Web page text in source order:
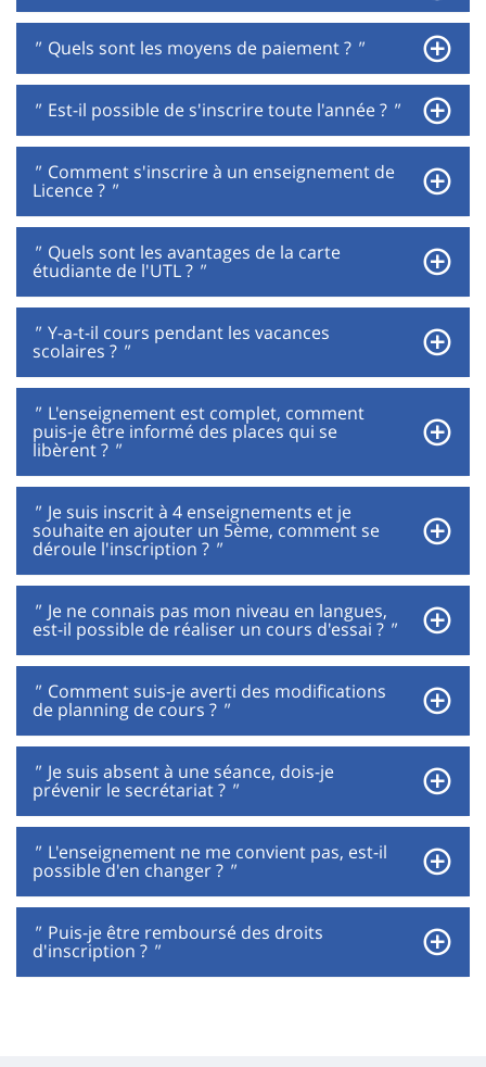
" Quels sont les moyens de paiement ? "
" Est-il possible de s'inscrire toute l'année ? "
" Comment s'inscrire à un enseignement de
Licence ? "
" Quels sont les avantages de la carte
étudiante de l'UTL ? "
" Y-a-t-il cours pendant les vacances
scolaires ? "
" L'enseignement est complet, comment
puis-je être informé des places qui se
libèrent ? "
" Je suis inscrit à 4 enseignements et je
souhaite en ajouter un 5ème, comment se
déroule l'inscription ? "
" Je ne connais pas mon niveau en langues,
est-il possible de réaliser un cours d'essai ? "
" Comment suis-je averti des modifications
de planning de cours ? "
" Je suis absent à une séance, dois-je
prévenir le secrétariat ? "
" L'enseignement ne me convient pas, est-il
possible d'en changer ? "
" Puis-je être remboursé des droits
d'inscription ? "